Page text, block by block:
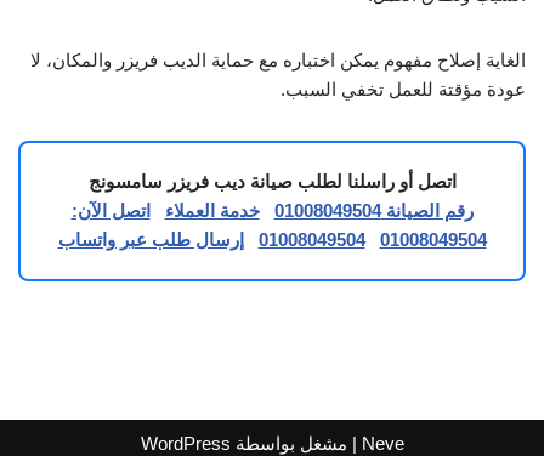
الغاية إصلاح مفهوم يمكن اختباره مع حماية الديب فريزر والمكان، لا
عودة مؤقتة للعمل تخفي السبب.
اتصل أو راسلنا لطلب صيانة ديب فريزر سامسونج
رقم الصيانة 01008049504
خدمة العملاء
اتصل الآن:
01008049504
01008049504 إرسال طلب عبر واتساب
Neve | مشغل بواسطة WordPress